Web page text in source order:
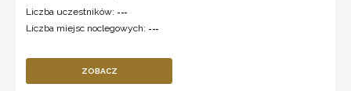
Liczba uczestników: ---
Liczba miejsc noclegowych: ---
ZOBACZ